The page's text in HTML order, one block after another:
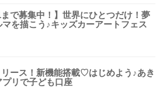
まで募集中！】世界にひとつだけ！夢
マを描こう♪キッズカーアートフェス
リース！新機能搭載♡はじめよう♪あき
プリで子ども口座